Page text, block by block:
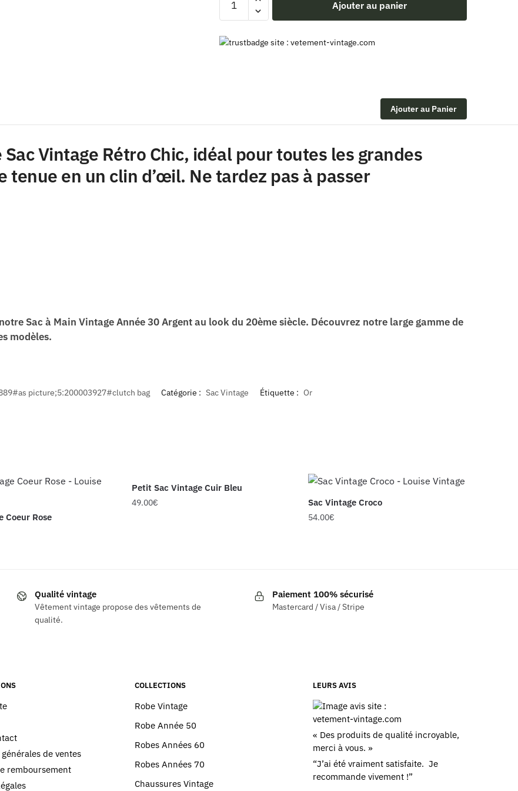
Vintage
Ajouter au panier
Ajouter au Panier
Vintage Rétro Chic, idéal pour toutes les grandes
en un clin d’œil. Ne tardez pas à passer
Sac à Main Vintage Année 30 Argentau look du 20ème siècle. Découvrez notre large gamme de
modèles.
picture;5:200003927#clutch bag Catégorie : Sac Vintage Étiquette : Or
Coeur Rose
Petit Sac Vintage Cuir Bleu
49.00€ Sac Vintage Croco
54.00€
variations.
Les
sur
la
page
produit
Qualité vintage
Vêtement vintage propose des vêtements de
qualité.
Paiement 100% sécurisé
Mastercard / Visa / Stripe
de ventes
remboursement
COLLECTIONS
Robe Vintage
Robe Année 50
Robes Années 60
Robes Années 70
Chaussures Vintage
LEURS AVIS
« Des produits de qualité incroyable,
merci à vous. »
“J’ai été vraiment satisfaite. Je
recommande vivement !”